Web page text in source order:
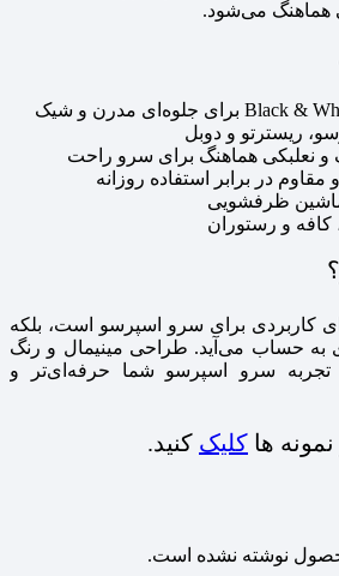
هماهنگ می‌شود.
ریسترتو و دوبل
و نعلبکی هماهنگ برای سرو راحت
در برابر استفاده روزانه
ظرفشویی
کافه و رستوران
کاربردی برای سرو اسپرسو است، بلکه
به حساب می‌آید. طراحی مینیمال و رنگ
سرو اسپرسو شما حرفه‌ای‌تر و
ها کلیک کنید.
نوشته نشده است.